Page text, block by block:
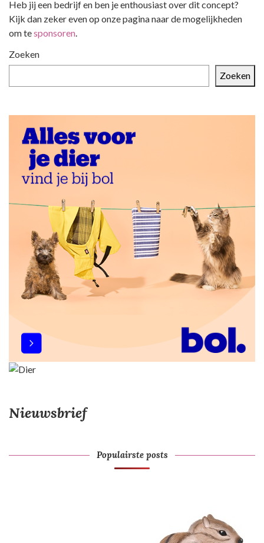
Heb jij een bedrijf en ben je enthousiast over dit concept?
Kijk dan zeker even op onze pagina naar de mogelijkheden
om tesponsoren
Zoeken
Zoeken
Nieuwsbrief
Populairste posts